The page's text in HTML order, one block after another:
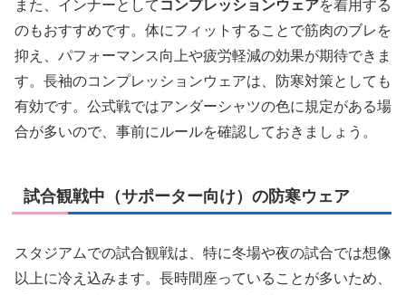
また、インナーとして コンプレッションウェアを着用する
のもおすすめです。体にフィットすることで筋肉のブレを
抑え、パフォーマンス向上や疲労軽減の効果が期待できま
す。長袖のコンプレッションウェアは、防寒対策としても
有効です。公式戦ではアンダーシャツの色に規定がある場
合が多いので、事前にルールを確認しておきましょう。
試合観戦中（サポーター向け）の防寒ウェア
スタジアムでの試合観戦は、特に冬場や夜の試合では想像
以上に冷え込みます。長時間座っていることが多いため、